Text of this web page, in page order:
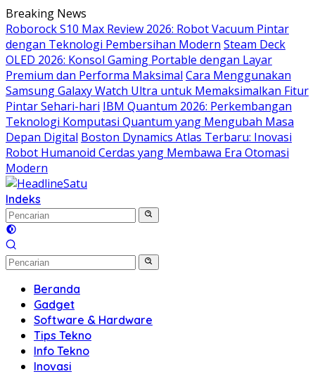
Langsung
ke
konten
Breaking News
Roborock S10 Max Review 2026: Robot Vacuum Pintar
dengan Teknologi Pembersihan Modern Steam Deck
OLED 2026: Konsol Gaming Portable dengan Layar
Premium dan Performa Maksimal Cara Menggunakan
Samsung Galaxy Watch Ultra untuk Memaksimalkan Fitur
Pintar Sehari-hari IBM Quantum 2026: Perkembangan
Teknologi Komputasi Quantum yang Mengubah Masa
Depan Digital Boston Dynamics Atlas Terbaru: Inovasi
Robot Humanoid Cerdas yang Membawa Era Otomasi
Modern
Indeks
Beranda
Gadget
Software & Hardware
Tips Tekno
Info Tekno
Inovasi